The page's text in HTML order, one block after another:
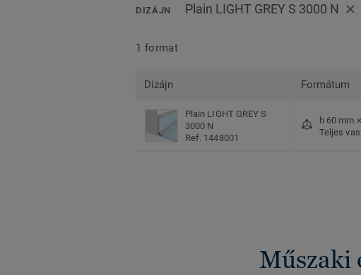
DIZÁJN Plain LIGHT GREY S 3000 N
1 format
Dizájn Formátum
Plain LIGHT GREY S
3000 N
Ref. 1448001
h 60 mm
Teljes
Műszaki